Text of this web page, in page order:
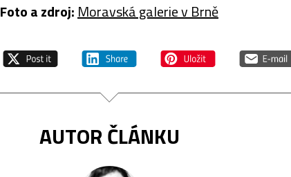
Foto a zdroj:Moravská galerie v Brně
AUTOR ČLÁNKU